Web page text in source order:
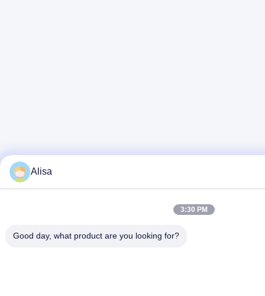
Alisa
3:30 PM
Good day, what product are you looking for?